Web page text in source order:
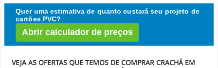
Quer uma estimativa de quanto custará seu projeto de
cartões PVC?
Abrir calculador de preços
VEJA AS OFERTAS QUE TEMOS DE COMPRAR CRACHÁ EM